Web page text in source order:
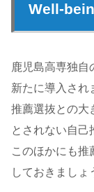
Well-
鹿児島高専独自
新たに導入され
推薦選抜との大
とされない自己
このほかにも推
しておきましょ